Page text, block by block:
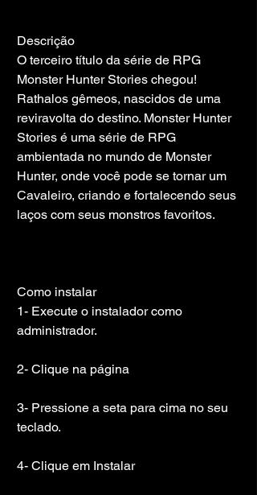
Descrição
O terceiro título da série de RPG
Monster Hunter Stories chegou!
Rathalos gêmeos, nascidos de uma
reviravolta do destino. Monster Hunter
Stories é uma série de RPG
ambientada no mundo de Monster
Hunter, onde você pode se tornar um
Cavaleiro, criando e fortalecendo seus
laços com seus monstros favoritos.
Como instalar
1- Execute o instalador como
administrador.
2- Clique na página
3- Pressione a seta para cima no seu
teclado.
4- Clique em Instalar